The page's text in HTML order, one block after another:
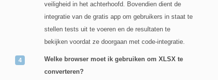
veiligheid in het achterhoofd. Bovendien dient de
integratie van de gratis app om gebruikers in staat te
stellen tests uit te voeren en de resultaten te
bekijken voordat ze doorgaan met code-integratie.
Welke browser moet ik gebruiken om XLSX te
converteren?